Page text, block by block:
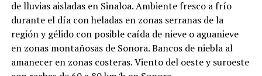
de lluvias aisladas en Sinaloa. Ambiente fresco a frío
durante el día con heladas en zonas serranas de la
región y gélido con posible caída de nieve o aguanieve
en zonas montañosas de Sonora. Bancos de niebla al
amanecer en zonas costeras. Viento del oeste y suroeste